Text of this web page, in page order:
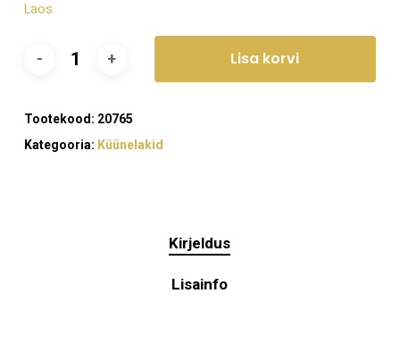
Laos
Lisa korvi
Tootekood: 20765
Kategooria: Küünelakid
Kirjeldus
Lisainfo